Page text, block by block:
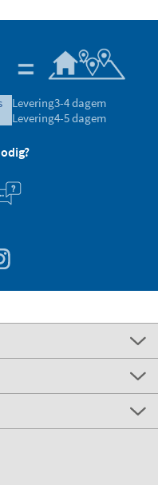
Levering3-4 dagem
Levering4-5 dagem